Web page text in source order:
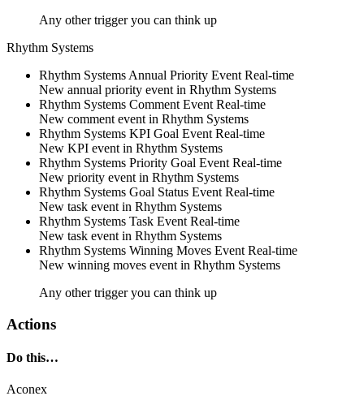
Any other trigger you can think up
Rhythm Systems
Rhythm Systems Annual Priority Event Real-time
New annual priority event in Rhythm Systems
Rhythm Systems Comment Event Real-time
New comment event in Rhythm Systems
Rhythm Systems KPI Goal Event Real-time
New KPI event in Rhythm Systems
Rhythm Systems Priority Goal Event Real-time
New priority event in Rhythm Systems
Rhythm Systems Goal Status Event Real-time
New task event in Rhythm Systems
Rhythm Systems Task Event Real-time
New task event in Rhythm Systems
Rhythm Systems Winning Moves Event Real-time
New winning moves event in Rhythm Systems
Any other trigger you can think up
Actions
Do this…
Aconex